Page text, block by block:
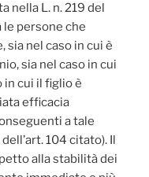
nella L. n. 219 del
le persone che
nel caso in cui è
sia nel caso in cui
in cui il figlio è
efficacia
a tale
104 citato). Il
alla stabilità dei